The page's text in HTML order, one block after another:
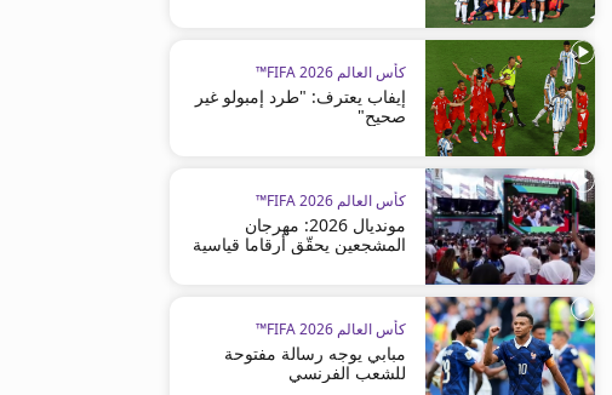
كأس العالم FIFA 2026™
إيفاب يعترف: "طرد إمبولو غير
صحيح"
كأس العالم FIFA 2026™
مونديال 2026: مهرجان
المشجعين يحقّق أرقاما قياسية
كأس العالم FIFA 2026™
مبابي يوجه رسالة مفتوحة
للشعب الفرنسي